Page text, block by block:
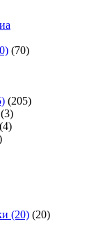
(70)
(205)
(3)
(4)
(20) (20)